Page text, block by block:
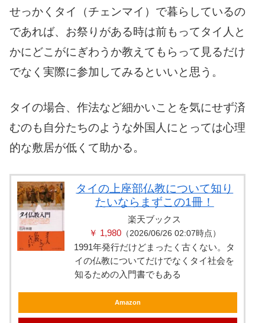
せっかくタイ（チェンマイ）で暮らしているの
であれば、お祭りがある時は前もってタイ人と
かにどこがにぎわうか教えてもらって見るだけ
でなく実際に参加してみるといいと思う。
タイの場合、作法など細かいことを気にせず済
むのも自分たちのような外国人にとっては心理
的な敷居が低くて助かる。
タイの上座部仏教について知り
たいならまずこの1冊！
楽天ブックス
￥ 1,980（2026/06/26 02:07時点）
1991年発行だけどまったく古くない。タ
イの仏教についてだけでなくタイ社会を
知るための入門書でもある
Amazon